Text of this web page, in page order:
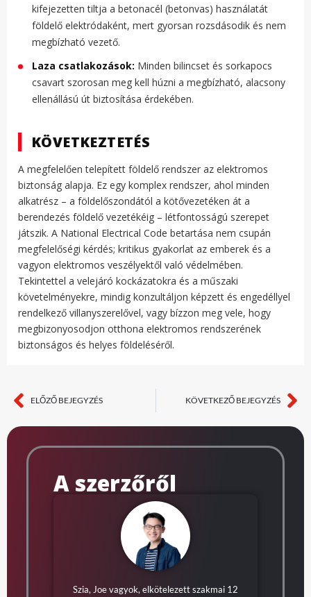
kifejezetten tiltja a betonacél (betonvas) használatát
földelő elektródaként, mert gyorsan rozsdásodik és nem
megbízható vezető.
Laza csatlakozások: Minden bilincset és sorkapocs
csavart szorosan meg kell húzni a megbízható, alacsony
ellenállású út biztosítása érdekében.
KÖVETKEZTETÉS
A megfelelően telepített földelő rendszer az elektromos
biztonság alapja. Ez egy komplex rendszer, ahol minden
alkatrész – a földelőszondától a kötővezetéken át a
berendezés földelő vezetékéig – létfontosságú szerepet
játszik. A National Electrical Code betartása nem csupán
megfelelőségi kérdés; kritikus gyakorlat az emberek és a
vagyon elektromos veszélyektől való védelmében.
Tekintettel a velejáró kockázatokra és a műszaki
követelményekre, mindig konzultáljon képzett és engedéllyel
rendelkező villanyszerelővel, vagy bízzon meg vele, hogy
megbizonyosodjon otthona elektromos rendszerének
biztonságos és helyes földeléséről.
Előző
ELŐZŐ BEJEGYZÉS KÖVETKEZŐ BEJEGYZÉS
A szerzőről
Szia, Joe vagyok, elkötelezett szakmai 12